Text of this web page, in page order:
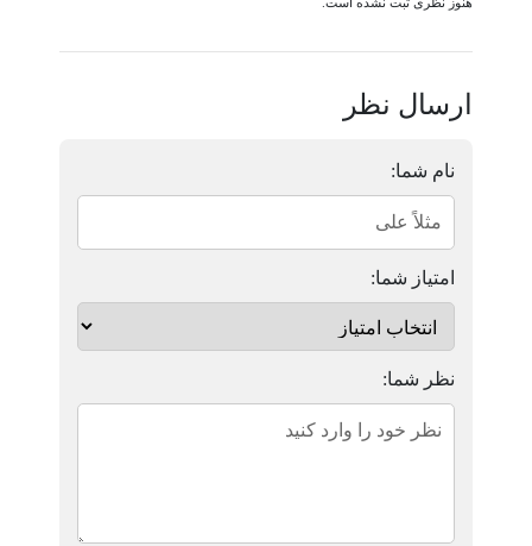
ارسال نظر
نام شما:
امتیاز شما:
نظر شما: